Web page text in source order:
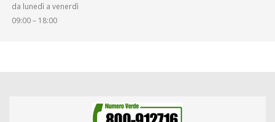
da lunedì a venerdì
09:00 – 18:00